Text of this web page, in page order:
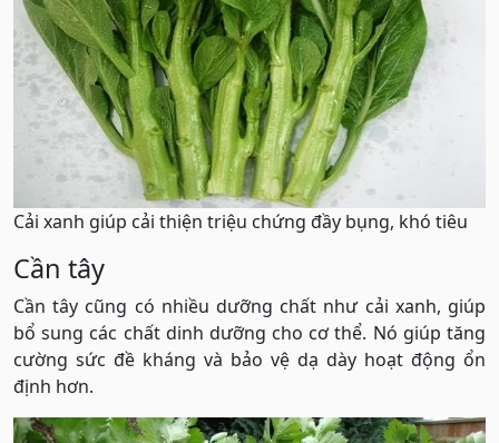
Cải xanh giúp cải thiện triệu chứng đầy bụng, khó tiêu
Cần tây
Cần tây cũng có nhiều dưỡng chất như cải xanh, giúp
bổ sung các chất dinh dưỡng cho cơ thể. Nó giúp tăng
cường sức đề kháng và bảo vệ dạ dày hoạt động ổn
định hơn.